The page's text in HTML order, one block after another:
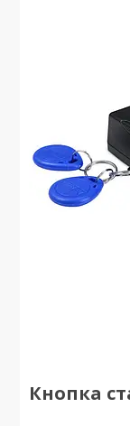
Кнопка